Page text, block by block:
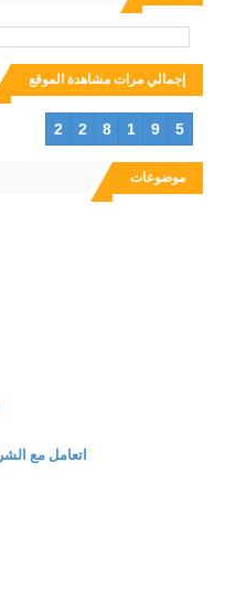
إجمالي مرات مشاهدة الموقع
2 2 8 1 9 5
موضوعات
اتعامل مع